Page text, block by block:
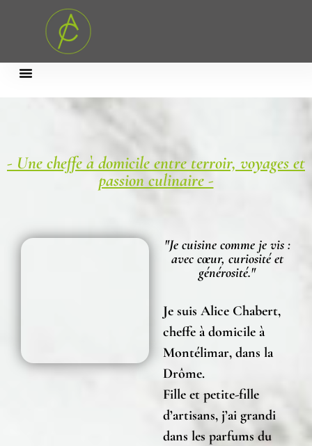
- Une cheffe à domicile entre terroir, voyages et
passion culinaire -
"Je cuisine comme je vis :
avec cœur, curiosité et
générosité."
Je suis Alice Chabert,
cheffe à domicile à
Montélimar, dans la
Drôme.
Fille et petite-fille
d’artisans, j’ai grandi
dans les parfums du